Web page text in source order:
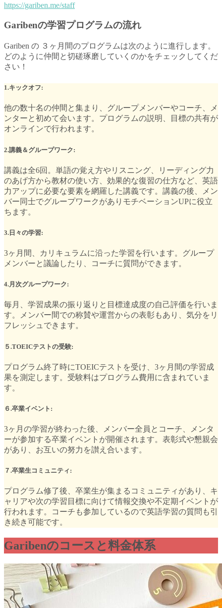
https://gariben.me/staff
Garibenの学習プログラムの流れ
Gariben の ３ヶ月間のプログラムは次のように進行します。
どのように仲間と切磋琢磨していくのかをチェックしてくだ
さい！
1.キックオフ:
他の数十名の仲間と集まり、グループメンバーやコーチ、メ
ンターと初めて会います。プログラムの説明、目標の共有が
オンラインで行われます。
2.講義＆グループワーク:
講義は全6回。単語の覚え方やリスニング、リーディング力
のあげ方から教材の使い方、効果的な復習の仕方など、英語
力アップに必要な要素を網羅した講義です。講義の後、メン
バー同士でグループワークがありモチベーションUPに役立
ちます。
3.日々の学習:
3ヶ月間、カリキュラムに沿った学習を行います。グループ
メンバーと議論したり、コーチに質問ができます。
4.月次グループワーク:
毎月、学習成果の振り返りと目標達成度の自己評価を行いま
す。メンバー間での称賛や運営からの表彰もあり、気分をリ
フレッシュできます。
５.TOEICテストの受験:
プログラム終了時にTOEICテストを受け、3ヶ月間の学習成
果を測定します。受験料はプログラム費用に含まれていま
す。
６.卒業イベント:
3ヶ月の学習が終わった後、メンバー全員とコーチ、メンタ
ーが参加する卒業イベントが開催されます。表彰式や懇親会
があり、お互いの努力を讃え合います。
７.卒業生コミュニティ:
プログラム修了後、卒業生が集まるコミュニティがあり、キ
ャリアや次の学習目標に向けて情報交換や不定期イベントが
行われます。コーチも参加しているので英語学習の質問も引
き続き可能です。
Garibenのコースと料金体系